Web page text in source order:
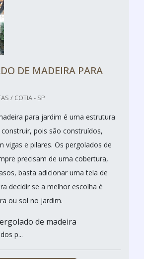
DE MADEIRA PARA
/ COTIA - SP
para jardim é uma estrutura
pois são construídos,
vigas e pilares. Os pergolados de
precisam de uma cobertura,
basta adicionar uma tela de
decidir se a melhor escolha é
ou sol no jardim.
de madeira
p...